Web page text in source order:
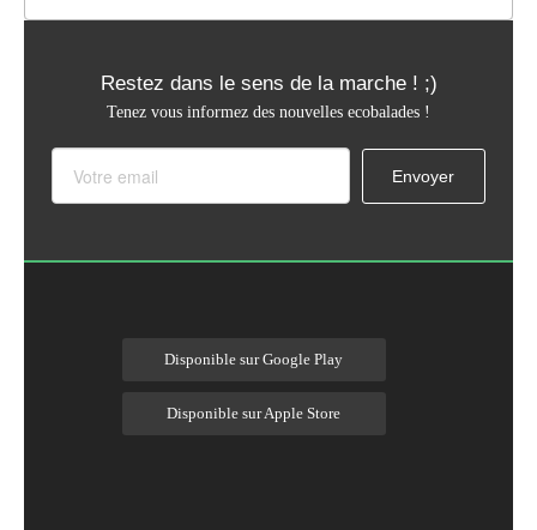
Restez dans le sens de la marche ! ;)
Tenez vous informez des nouvelles ecobalades !
Disponible sur Google Play
Disponible sur Apple Store